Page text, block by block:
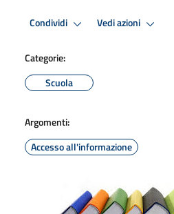
Condividi Vedi azioni
Categorie:
Scuola
Argomenti:
Accesso all'informazione